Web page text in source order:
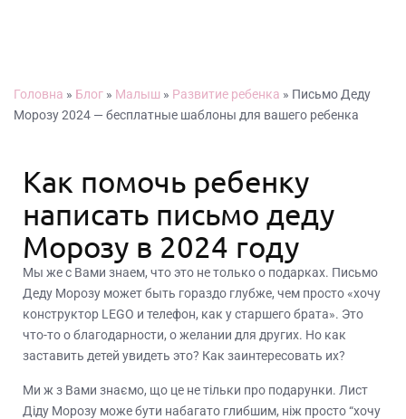
Головна » Блог » Малыш » Развитие ребенка » Письмо Деду
Морозу 2024 — бесплатные шаблоны для вашего ребенка
Как помочь ребенку
написать письмо деду
Морозу в 2024 году
Мы же с Вами знаем, что это не только о подарках. Письмо
Деду Морозу может быть гораздо глубже, чем просто «хочу
конструктор LEGO и телефон, как у старшего брата». Это
что-то о благодарности, о желании для других. Но как
заставить детей увидеть это? Как заинтересовать их?
Ми ж з Вами знаємо, що це не тільки про подарунки. Лист
Діду Морозу може бути набагато глибшим, ніж просто “хочу